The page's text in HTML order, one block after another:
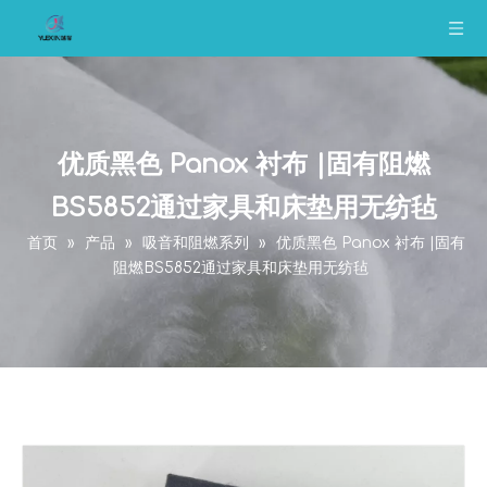
优质黑色 Panox 衬布 |固有阻燃
BS5852通过家具和床垫用无纺毡
首页 » 产品 » 吸音和阻燃系列 »
优质黑色 Panox 衬布 |固有
阻燃BS5852通过家具和床垫用无纺毡